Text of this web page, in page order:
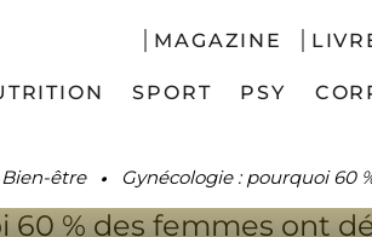
SPORT PSY
MAGAZINE
Bien-être . Gynécologie : pourquoi 60
DÉJÀ